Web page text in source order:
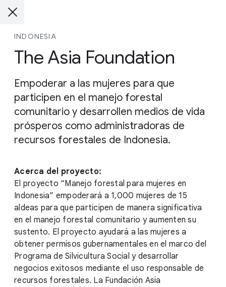
INDONESIA
The Asia Foundation
Empoderar a las mujeres para que
participen en el manejo forestal
comunitario y desarrollen medios de vida
prósperos como administradoras de
recursos forestales de Indonesia.
Acerca del proyecto:
El proyecto “Manejo forestal para mujeres en
Indonesia” empoderará a 1,000 mujeres de 15
aldeas para que participen de manera significativa
en el manejo forestal comunitario y aumenten su
sustento. El proyecto ayudará a las mujeres a
obtener permisos gubernamentales en el marco del
Programa de Silvicultura Social y desarrollar
negocios exitosos mediante el uso responsable de
recursos forestales. La Fundación Asia